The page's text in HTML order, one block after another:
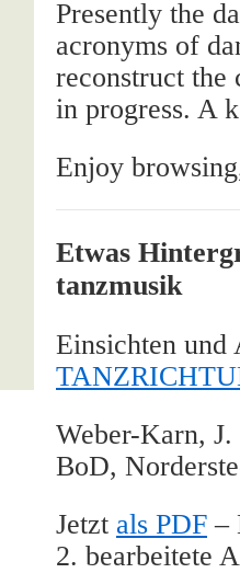
Presently the
acronyms of
reconstruct the
in progress. A
Enjoy
Etwas
tanzmusik
Einsichten und
Weber-Karn,
BoD,
Jetzt als PDF –
2. bearbeitete